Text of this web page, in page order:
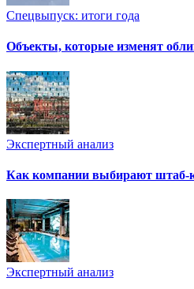
Спецвыпуск: итоги года
Объекты, которые изменят
Экспертный анализ
Как компании выбирают штаб-
Экспертный анализ